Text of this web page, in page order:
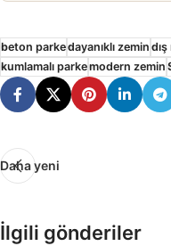
beton parkedayanıklı zemin
kumlamalı parkemodern zemin
Daha yeni
İlgili gönderiler